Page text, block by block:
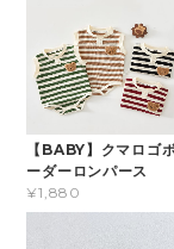
【BABY】クマロゴ
ーダーロンパース
¥1,880